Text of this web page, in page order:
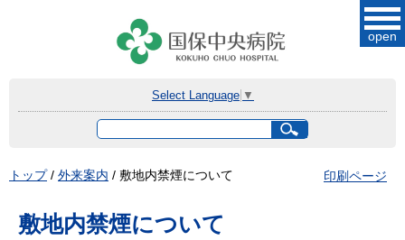
Select Language ▼
内
索
open
現
の
位
トップ/ 外来案内 / 敷地内禁煙について 印刷ページ
敷地内禁煙について